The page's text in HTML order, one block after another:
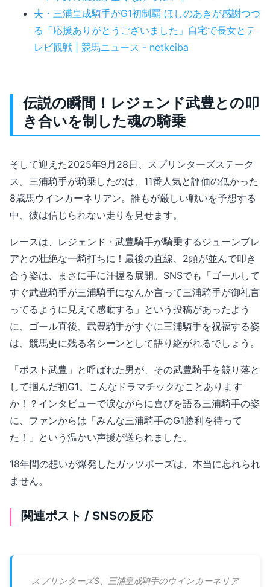
夫・三浦皇成騎手がG1初制覇 ほしのあきが感謝つづ
る「応援ありがとうございました」自宅で長女とテ
レビ観戦 | 競馬ニュース - netkeiba
伝説の瞬間！レジェンド武豊との叩
き合いを制した魂の騎乗
そして迎えた2025年9月28日、スプリンターズステーク
ス。三浦騎手が騎乗したのは、11番人気と評価の低かった
8歳馬ウインカーネリアン。誰もが厳しい戦いを予想する
中、彼は信じられない走りを見せます。
レースは、レジェンド・武豊騎手が騎乗するジューンブレ
アとの壮絶な一騎打ちに！最後の直線、2頭が並んで叩き
合う姿は、まさに手に汗握る展開。SNSでも「ゴールして
すぐ武豊騎手が三浦騎手になんか言って三浦騎手が御礼言
ってるように見えて感動する」という投稿があったよう
に、ゴール直後、武豊騎手がすぐに三浦騎手を祝福する姿
は、競馬史に残る名シーンとして語り継がれるでしょう。
「ポスト武豊」と呼ばれた男が、その武豊騎手を競り落と
して掴んだ初G1。こんなドラマチックなことあります
か！？インタビューで涙ながらに喜びを語る三浦騎手の姿
に、ファンからは「みんな三浦騎手のG1勝利を待って
た！」という温かい声援が送られました。
18年間の想いが爆発したガッツポーズは、本当に忘れられ
ません。
関連ポスト / SNSの反応
スプリンターズS、三浦皇成騎手のウインカーネリア